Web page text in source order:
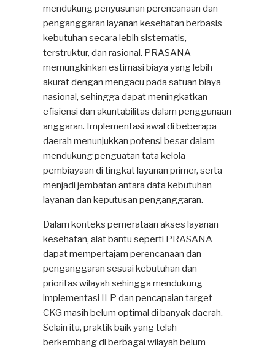
mendukung penyusunan perencanaan dan
penganggaran layanan kesehatan berbasis
kebutuhan secara lebih sistematis,
terstruktur, dan rasional. PRASANA
memungkinkan estimasi biaya yang lebih
akurat dengan mengacu pada satuan biaya
nasional, sehingga dapat meningkatkan
efisiensi dan akuntabilitas dalam penggunaan
anggaran. Implementasi awal di beberapa
daerah menunjukkan potensi besar dalam
mendukung penguatan tata kelola
pembiayaan di tingkat layanan primer, serta
menjadi jembatan antara data kebutuhan
layanan dan keputusan penganggaran.
Dalam konteks pemerataan akses layanan
kesehatan, alat bantu seperti PRASANA
dapat mempertajam perencanaan dan
penganggaran sesuai kebutuhan dan
prioritas wilayah sehingga mendukung
implementasi ILP dan pencapaian target
CKG masih belum optimal di banyak daerah.
Selain itu, praktik baik yang telah
berkembang di berbagai wilayah belum